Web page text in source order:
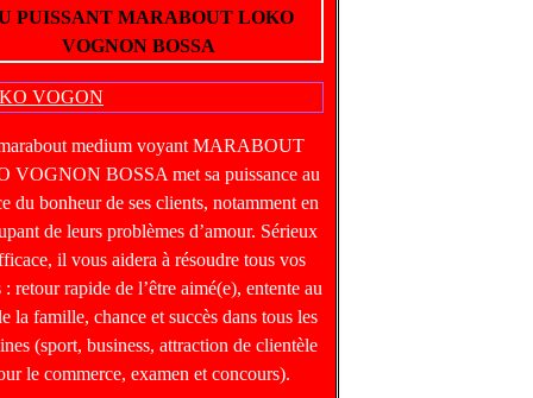
PUISSANT MARABOUT LOKO
VOGNON BOSSA
medium voyant MARABOUT
VOGNON BOSSA met sa puissance au
du bonheur de ses clients, notamment en
de leurs problèmes d’amour. Sérieux
il vous aidera à résoudre tous vos
: retour rapide de l’être aimé(e), entente au
la famille, chance et succès dans tous les
(sport, business, attraction de clientèle
le commerce, examen et concours).